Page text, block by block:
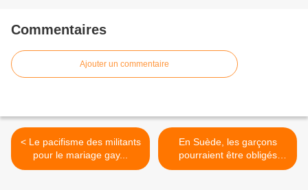
Commentaires
Ajouter un commentaire
< Le pacifisme des militants
pour le mariage gay...
En Suède, les garçons
pourraient être obligés
d'uriner assis ! >